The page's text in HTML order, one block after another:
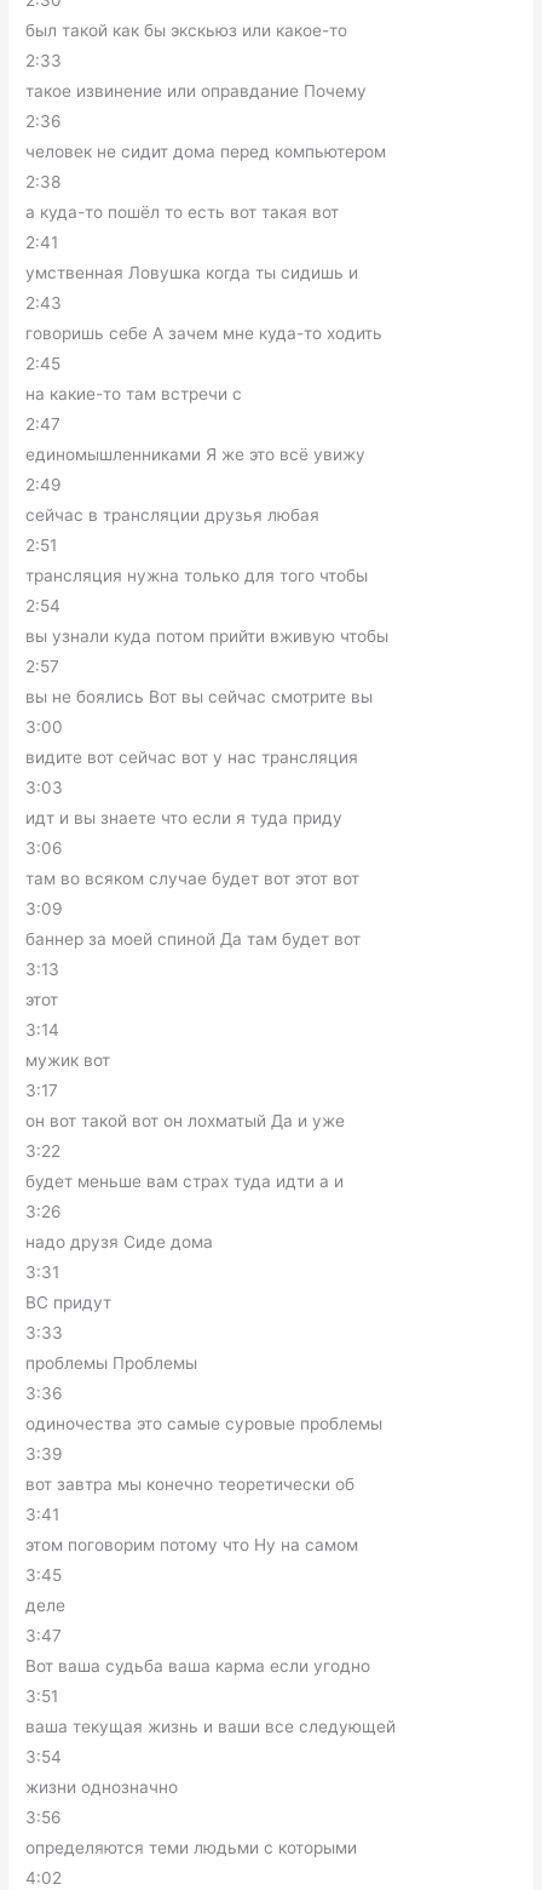
был такой как бы экскьюз или какое-то
2:33
такое извинение или оправдание Почему
2:36
человек не сидит дома перед компьютером
2:38
а куда-то пошёл то есть вот такая вот
2:41
умственная Ловушка когда ты сидишь и
2:43
говоришь себе А зачем мне куда-то ходить
2:45
на какие-то там встречи с
2:47
единомышленниками Я же это всё увижу
2:49
сейчас в трансляции друзья любая
2:51
трансляция нужна только для того чтобы
2:54
вы узнали куда потом прийти вживую чтобы
2:57
вы не боялись Вот вы сейчас смотрите вы
3:00
видите вот сейчас вот у нас трансляция
3:03
идт и вы знаете что если я туда приду
3:06
там во всяком случае будет вот этот вот
3:09
баннер за моей спиной Да там будет вот
3:13
этот
3:14
мужик вот
3:17
он вот такой вот он лохматый Да и уже
3:22
будет меньше вам страх туда идти а и
3:26
надо друзя Сиде дома
3:31
ВС придут
3:33
проблемы Проблемы
3:36
одиночества это самые суровые проблемы
3:39
вот завтра мы конечно теоретически об
3:41
этом поговорим потому что Ну на самом
3:45
деле
3:47
Вот ваша судьба ваша карма если угодно
3:51
ваша текущая жизнь и ваши все следующей
3:54
жизни однозначно
3:56
определяются теми людьми с которыми
4:02